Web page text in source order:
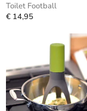
Toilet Football
€ 14,95